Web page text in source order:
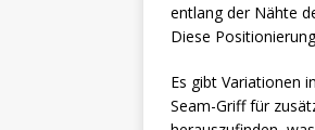
entlang der Nähte
Diese
Es gibt Variationen
Seam-Griff für